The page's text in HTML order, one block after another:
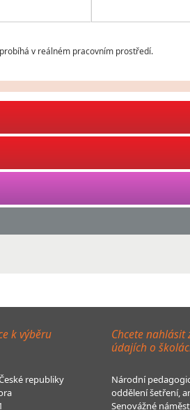
v reálném pracovním prostředí.
k výběru
republiky
Chcete nahlásit
údajích o
Národní
oddělení šetření,
Senovážné